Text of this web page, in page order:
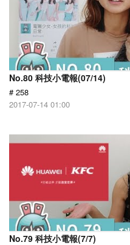
No.80 科技小電報(07/14)
# 258
2017-07-14 01:00
No.79 科技小電報(7/7)